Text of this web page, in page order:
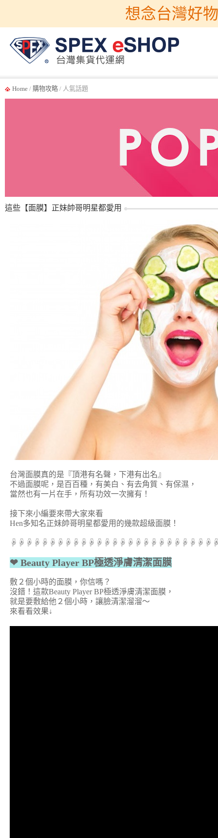
想念台灣好
Home / 購物攻略 / 人氣話題
這些【面膜】正妹帥哥明星都愛用
台灣面膜真的是『頂港有名聲，下港有出名』
不過面膜呢，是百百種，有美白、有去角質、有保濕，
當然也有一片在手，所有功效一次擁有！
接下來小編要來帶大家來看
Hen多知名正妹帥哥明星都愛用的幾款超級面膜！
❤ Beauty Player BP極透淨膚清潔面膜
敷２個小時的面膜，你信嗎？
沒錯！這款Beauty Player BP極透淨膚清潔面膜，
就是要敷給他２個小時，讓臉清潔溜溜～
來看看效果↓